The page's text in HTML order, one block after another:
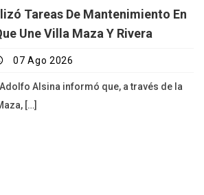
Tareas De Mantenimiento En
Une Villa Maza Y Rivera
07 Ago 2026
Alsina informó que, a través de la
[…]